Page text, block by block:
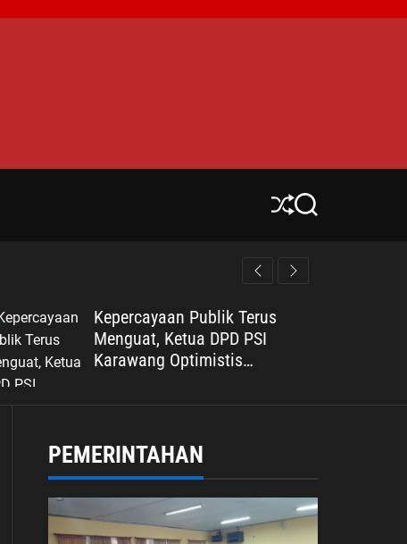
S
S
r
Kepercayaan Publik Terus
Menguat, Ketua DPD PSI
Karawang Optimistis
PEMERINTAHAN